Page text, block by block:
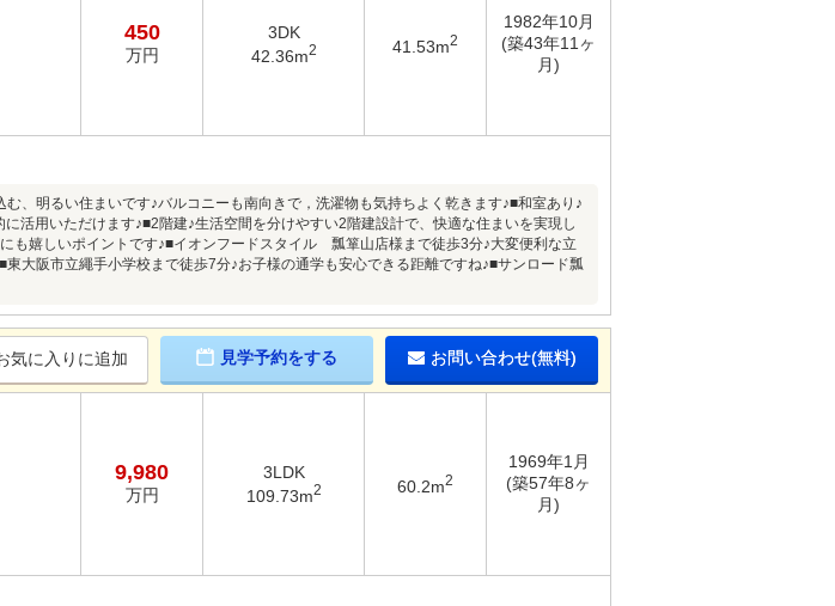
450
万円
3DK
42.36m2 41.53m2
1982年10月
(築43年11ヶ
月)
、明るい住まいです♪バルコニーも南向きで，洗濯物も気持ちよく乾きます♪■和室あり♪
活用いただけます♪■2階建♪生活空間を分けやすい2階建設計で、快適な住まいを実現し
も嬉しいポイントです♪■イオンフードスタイル 瓢箪山店様まで徒歩3分♪大変便利な立
大阪市立繩手小学校まで徒歩7分♪お子様の通学も安心できる距離ですね♪■サンロード瓢
気に入りに追加 見学予約をする お問い合わせ(無料)
9,980
万円
3LDK
109.73m2 60.2m2
1969年1月
(築57年8ヶ
月)